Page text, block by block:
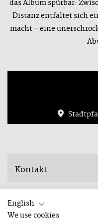
das Album spürbar:
Distanz entfaltet sich
macht – eine
Kontakt
English
We use cookies